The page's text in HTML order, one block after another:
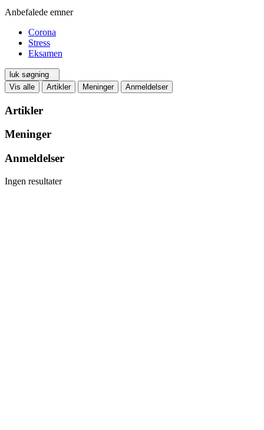
Anbefalede emner
Corona
Stress
Eksamen
luk søgning
Vis alle
Artikler Meninger Anmeldelser
Artikler
Meninger
Anmeldelser
Ingen resultater